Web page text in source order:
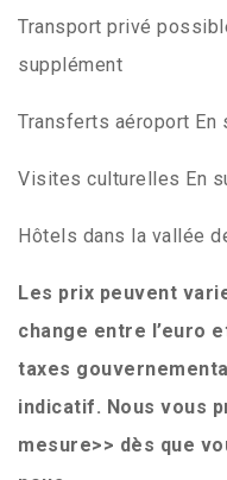
Transport privé
supplément
Transferts aéroport En
Visites culturelles En
Hôtels dans la vallée
Les prix peuvent
change entre l’euro
taxes
indicatif. Nous vous
mesure>> dès que